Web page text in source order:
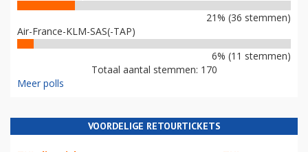
21% (36 stemmen)
Air-France-KLM-SAS(-TAP)
6% (11 stemmen)
Totaal aantal stemmen: 170
Meer polls
VOORDELIGE RETOURTICKETS